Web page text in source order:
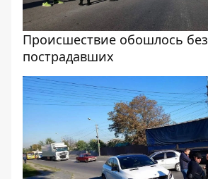
Происшествие обошлось без
пострадавших